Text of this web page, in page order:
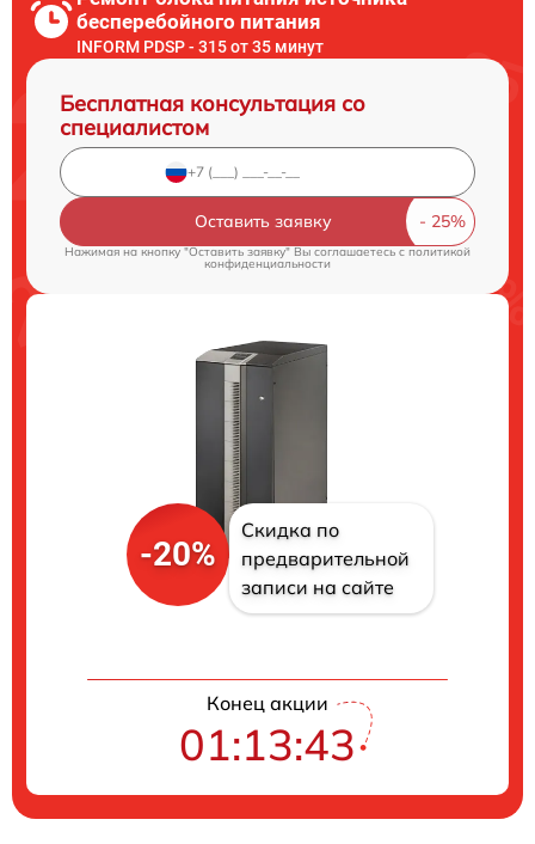
бесперебойного питания
INFORM PDSP - 315 от 35 минут
Бесплатная консультация со
специалистом
Оставить заявку
Нажимая на кнопку "Оставить заявку" Вы соглашаетесь cполитикой
конфиденциальности
-20%
Скидка по
предварительной
записи на сайте
Конец акции
01:13:41